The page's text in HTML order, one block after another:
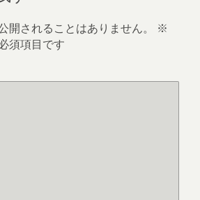
開されることはありません。
※
須項目です